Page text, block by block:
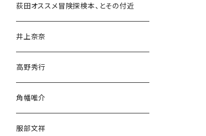
和書
文学・小説・物語
随筆・ノンフィクション・その他
荻田オススメ冒険探検本、とその付近
井上奈奈
高野秀行
角幡唯介
服部文祥